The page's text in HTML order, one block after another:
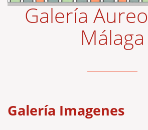
Galería
Málaga
Galería Imagenes